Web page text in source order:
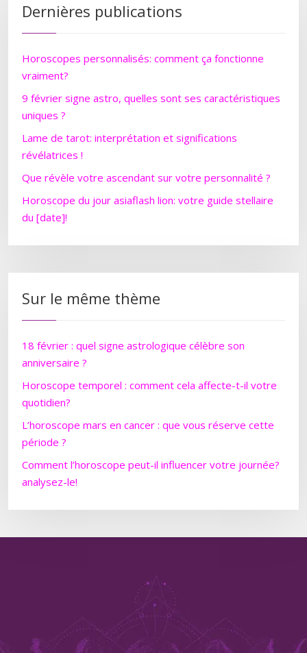
Dernières publications
Horoscopes personnalisés: comment ça fonctionne
vraiment?
9 février signe astro, quelles sont ses caractéristiques
uniques ?
Lame de tarot: interprétation et significations
révélatrices !
Que révèle votre ascendant sur votre personnalité ?
Horoscope du jour asiaflash lion: votre guide stellaire
du [date]!
Sur le même thème
18 février : quel signe astrologique célèbre son
anniversaire ?
Horoscope temporel : comment cela affecte-t-il votre
quotidien?
L’horoscope mars en cancer : que vous réserve cette
période ?
Comment l’horoscope peut-il influencer votre journée?
analysez-le!